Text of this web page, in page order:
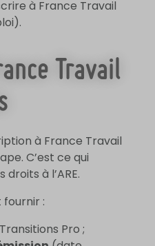
à France Travail
Travail
à France Travail
C’est ce qui
à l’ARE.
fournir :
Pro ;